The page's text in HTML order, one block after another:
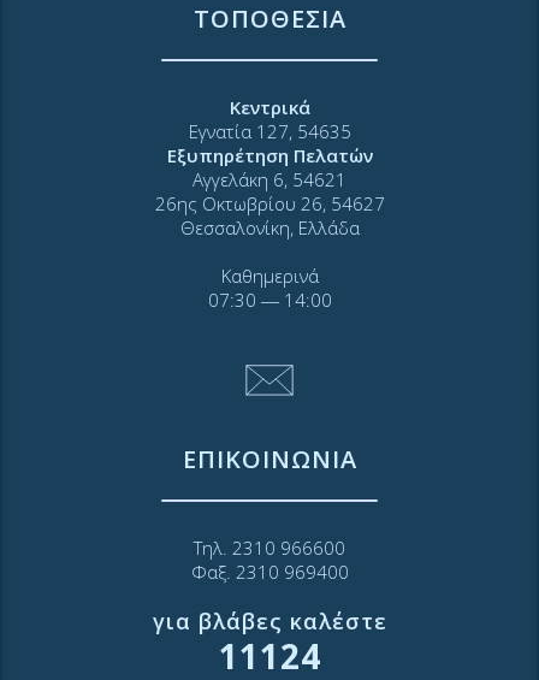
ΤΟΠΟΘΕΣΙΑ
Κεντρικά
Εγνατία 127, 54635
Εξυπηρέτηση Πελατών
Αγγελάκη 6, 54621
26ης Οκτωβρίου 26, 54627
Θεσσαλονίκη, Ελλάδα
Καθημερινά
07:30 ― 14:00
ΕΠΙΚΟΙΝΩΝΙΑ
Τηλ. 2310 966600
Φαξ. 2310 969400
για βλάβες καλέστε
11124